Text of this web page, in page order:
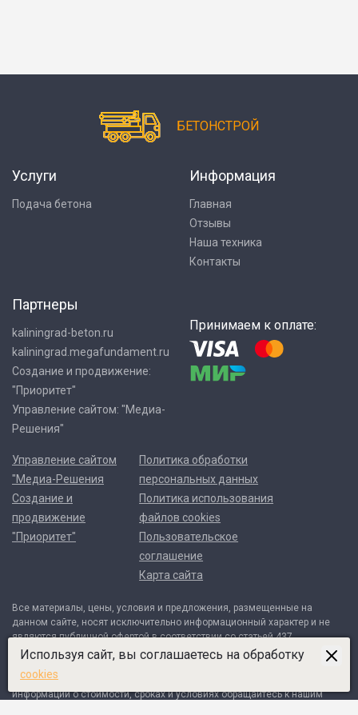
БЕТОНСТРОЙ
Услуги
Подача бетона
Информация
Главная
Отзывы
Наша техника
Контакты
Партнеры
kaliningrad-beton.ru
kaliningrad.megafundament.ru
Создание и продвижение:
"Приоритет"
Управление сайтом: "Медиа-
Решения"
Принимаем к оплате:
Управление сайтом
"Медиа-Решения
Создание и
продвижение
"Приоритет"
Политика обработки
персональных данных
Политика использования
файлов cookies
Пользовательское
соглашение
Карта сайта
Все материалы, цены, условия и предложения, размещенные на
данном сайте, носят исключительно информационный характер и не
являются публичной офертой в соответствии со статьей 437
Гражданского кодекса Российской Федерации. Договор может быть
и оформляется в письменном виде. Для получения точной
информации о стоимости, сроках и условиях обращайтесь к нашим
Используя сайт, вы соглашаетесь на обработку
cookies